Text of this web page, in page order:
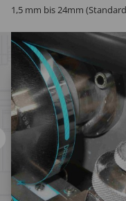
1,5 mm bis 24mm